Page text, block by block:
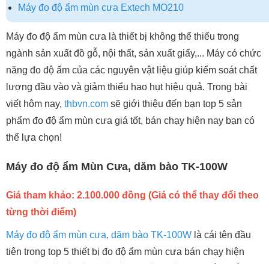
Máy đo độ ẩm mùn cưa Extech MO210
Máy đo độ ẩm mùn cưa là thiết bị không thể thiếu trong
ngành sản xuất đồ gỗ, nội thất, sản xuất giấy,... Máy có chức
năng đo độ ẩm của các nguyên vật liệu giúp kiểm soát chất
lượng đầu vào và giảm thiểu hao hụt hiệu quả. Trong bài
viết hôm nay, thbvn.com sẽ giới thiệu đến bạn top 5 sản
phẩm đo độ ẩm mùn cưa giá tốt, bán chạy hiện nay bạn có
thể lựa chọn!
Máy đo độ ẩm Mùn Cưa, dăm bào TK-100W
Giá tham khảo: 2.100.000 đồng (Giá có thể thay đổi theo
từng thời điểm)
Máy đo độ ẩm mùn cưa, dăm bào TK-100W là cái tên đầu
tiên trong top 5 thiết bị đo độ ẩm mùn cưa bán chạy hiện